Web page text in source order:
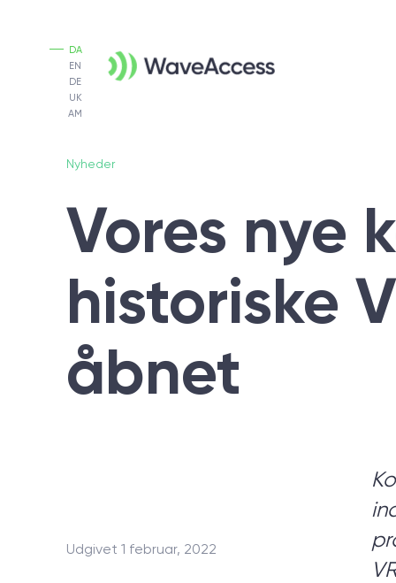
AM
UK
DE
DA
EN
Nyheder
Vores nye
historiske
åbnet
Udgivet 1 februar, 2022
Vi